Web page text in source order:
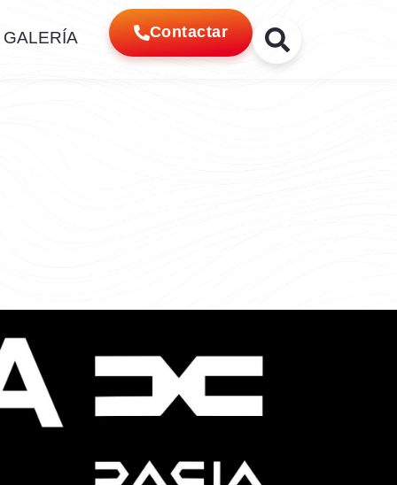
GALERÍA Contactar